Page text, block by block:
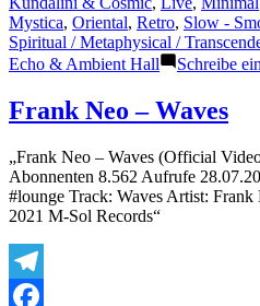
Mystica, Oriental, Retro, Slow -
Spiritual / Metaphysical /
Echo & Ambient Hall
Schreibe
Frank Neo – Waves
„Frank Neo – Waves (Official
Abonnenten 8.562 Aufrufe
#lounge Track: Waves Artist:
2021 M-Sol Records“
Telegram